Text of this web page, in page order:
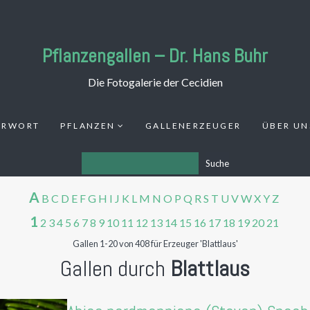
Pflanzengallen – Dr. Hans Buhr
Die Fotogalerie der Cecidien
PFLANZEN GALLENERZEUGER ÜBER
Suche
A B C D E FG H I J K L M N O P Q R S T U VWXY Z
1 2 34 5 6 78 9 10 11 12 13 14 15 16 17 18 19 20 21
Gallen 1-20 von 408 für Erzeuger 'Blattlaus'
Gallen durch Blattlaus